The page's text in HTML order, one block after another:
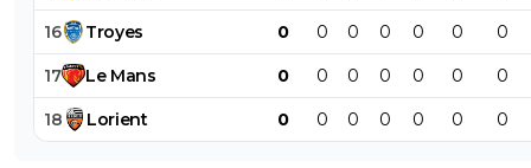
16 Troyes 0 0 0 0 0 0 0
17 Le Mans 0 0 0 0 0 0 0
18 Lorient 0 0 0 0 0 0 0